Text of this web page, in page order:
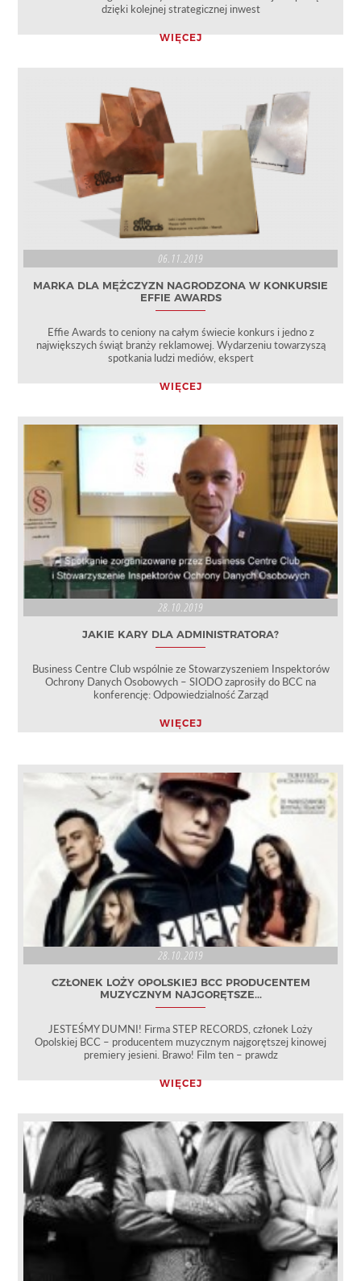
dzięki kolejnej strategicznej inwest
WIĘCEJ
06.11.2019
MARKA DLA MĘŻCZYZN NAGRODZONA W KONKURSIE
EFFIE AWARDS
Effie Awards to ceniony na całym świecie konkurs i jedno z
największych świąt branży reklamowej. Wydarzeniu towarzyszą
spotkania ludzi mediów, ekspert
WIĘCEJ
28.10.2019
JAKIE KARY DLA ADMINISTRATORA?
Business Centre Club wspólnie ze Stowarzyszeniem Inspektorów
Ochrony Danych Osobowych – SIODO zaprosiły do BCC na
konferencję: Odpowiedzialność Zarząd
WIĘCEJ
28.10.2019
CZŁONEK LOŻY OPOLSKIEJ BCC PRODUCENTEM
MUZYCZNYM NAJGORĘTSZE...
JESTEŚMY DUMNI! Firma STEP RECORDS, członek Loży
Opolskiej BCC – producentem muzycznym najgorętszej kinowej
premiery jesieni. Brawo! Film ten – prawdz
WIĘCEJ